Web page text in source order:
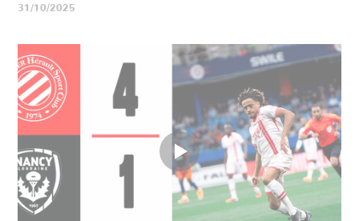
31/10/2025